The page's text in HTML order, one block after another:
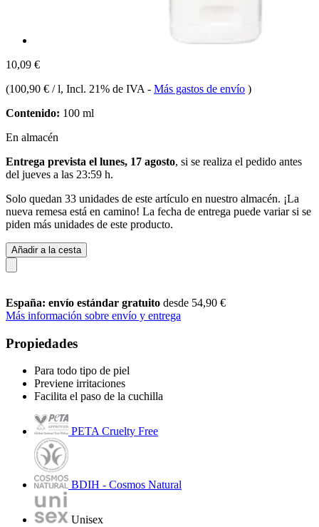
10,09 €
(100,90 € / l, Incl. 21% de IVA - Más gastos de envío )
Contenido: 100 ml
En almacén
Entrega prevista el lunes, 17 agosto, si se realiza el pedido antes
del jueves a las 23:59 h.
Solo quedan 33 unidades de este artículo en nuestro almacén. ¡La
nueva remesa está en camino! La fecha de entrega puede variar si se
piden más unidades de este producto.
Añadir a la cesta
España: envío estándar gratuito desde 54,90 €
Más información sobre envío y entrega
Propiedades
Para todo tipo de piel
Previene irritaciones
Facilita el paso de la cuchilla
PETA Cruelty Free
BDIH - Cosmos Natural
Unisex